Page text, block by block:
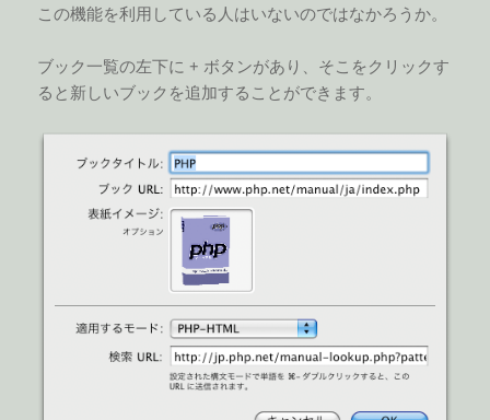
この機能を利用している人はいないのではなかろうか。
ブック一覧の左下に + ボタンがあり、そこをクリックす
ると新しいブックを追加することができます。